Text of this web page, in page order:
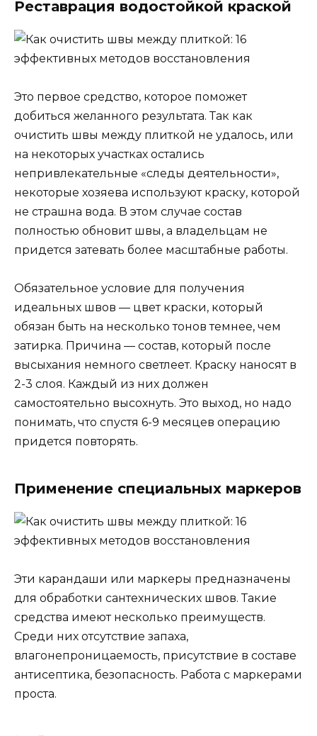
Реставрация водостойкой краской
Это первое средство, которое поможет
добиться желанного результата. Так как
очистить швы между плиткой не удалось, или
на некоторых участках остались
непривлекательные «следы деятельности»,
некоторые хозяева используют краску, которой
не страшна вода. В этом случае состав
полностью обновит швы, а владельцам не
придется затевать более масштабные работы.
Обязательное условие для получения
идеальных швов — цвет краски, который
обязан быть на несколько тонов темнее, чем
затирка. Причина — состав, который после
высыхания немного светлеет. Краску наносят в
2-3 слоя. Каждый из них должен
самостоятельно высохнуть. Это выход, но надо
понимать, что спустя 6-9 месяцев операцию
придется повторять.
Применение специальных маркеров
Эти карандаши или маркеры предназначены
для обработки сантехнических швов. Такие
средства имеют несколько преимуществ.
Среди них отсутствие запаха,
влагонепроницаемость, присутствие в составе
антисептика, безопасность. Работа с маркерами
проста.